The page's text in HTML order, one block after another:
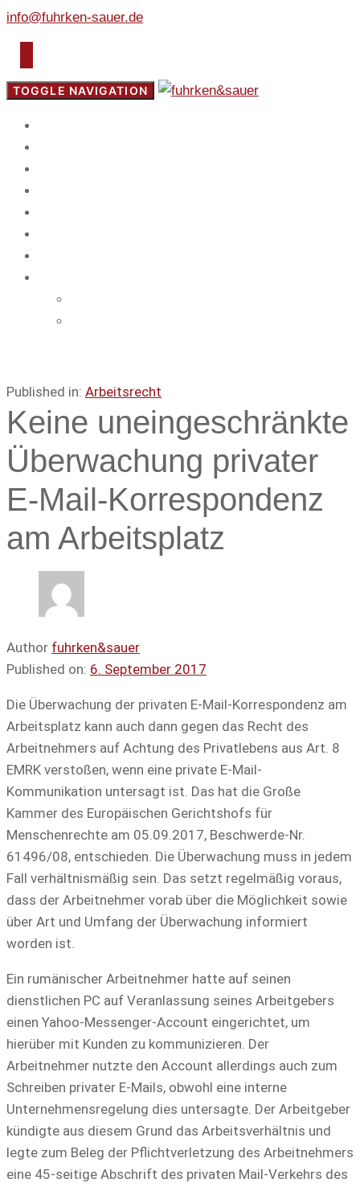
info@fuhrken-sauer.de
TOGGLE NAVIGATION
Published in: Arbeitsrecht
Keine uneingeschränkte
Überwachung privater
E-Mail-Korrespondenz
am Arbeitsplatz
Author fuhrken&sauer
Published on: 6. September 2017
Die Überwachung der privaten E-Mail-Korrespondenz am
Arbeitsplatz kann auch dann gegen das Recht des
Arbeitnehmers auf Achtung des Privatlebens aus Art. 8
EMRK verstoßen, wenn eine private E-Mail-
Kommunikation untersagt ist. Das hat die Große
Kammer des Europäischen Gerichtshofs für
Menschenrechte am 05.09.2017, Beschwerde-Nr.
61496/08, entschieden. Die Überwachung muss in jedem
Fall verhältnismäßig sein. Das setzt regelmäßig voraus,
dass der Arbeitnehmer vorab über die Möglichkeit sowie
über Art und Umfang der Überwachung informiert
worden ist.
Ein rumänischer Arbeitnehmer hatte auf seinen
dienstlichen PC auf Veranlassung seines Arbeitgebers
einen Yahoo-Messenger-Account eingerichtet, um
hierüber mit Kunden zu kommunizieren. Der
Arbeitnehmer nutzte den Account allerdings auch zum
Schreiben privater E-Mails, obwohl eine interne
Unternehmensregelung dies untersagte. Der Arbeitgeber
kündigte aus diesem Grund das Arbeitsverhältnis und
legte zum Beleg der Pflichtverletzung des Arbeitnehmers
eine 45-seitige Abschrift des privaten Mail-Verkehrs des